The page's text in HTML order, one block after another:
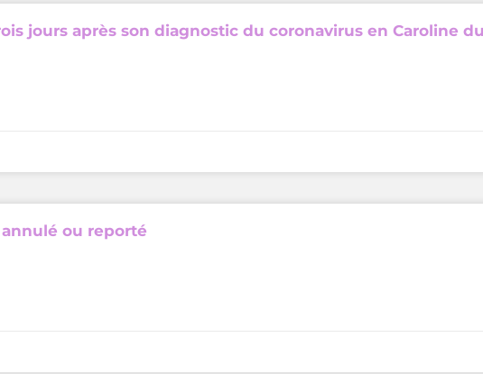
jours après son diagnostic du coronavirus en Caroline
annulé ou reporté